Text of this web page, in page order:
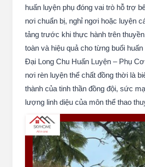
huấn luyện phụ đóng vai trò hỗ trợ
nơi chuẩn bị, nghỉ ngơi hoặc luyện
tảng trước khi thực hành trên
toàn và hiệu quả cho từng buổi
Đại Long Chu Huấn Luyện – Phụ
nơi rèn luyện thể chất đồng thời là
thành của tinh thần đồng đội, sức
lượng linh diệu của môn thể thao